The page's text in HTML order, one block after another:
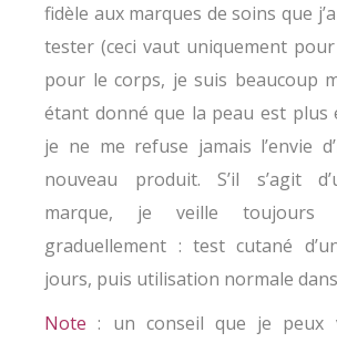
fidèle aux marques de soins que
tester (ceci vaut uniquement
pour le corps, je suis beaucoup
étant donné que la peau est plus
je ne me refuse jamais l’envie
nouveau produit. S’il s’agit
marque, je veille
graduellement : test cutané
jours, puis utilisation normale
Note : un conseil que je peux